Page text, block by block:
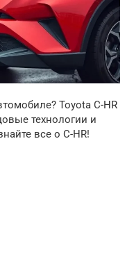
Toyota C-HR
технологии и
все о C-HR!